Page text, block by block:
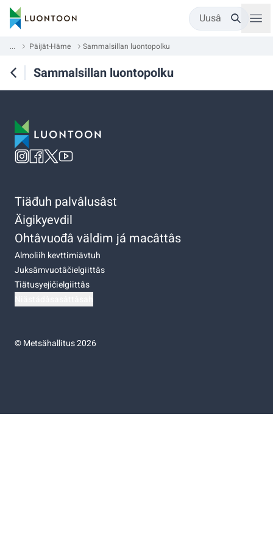
Uusâ
... Päijät-Häme Sammalsillan luontopolku
Sammalsillan luontopolku
Tiäđuh palvâlusâst
Äigikyevdil
Ohtâvuođâ väldim já macâttâs
Almoliih kevttimiävtuh
Juksâmvuotâčielgiittâs
Tiätusyejičielgiittâs
©Metsähallitus 2026